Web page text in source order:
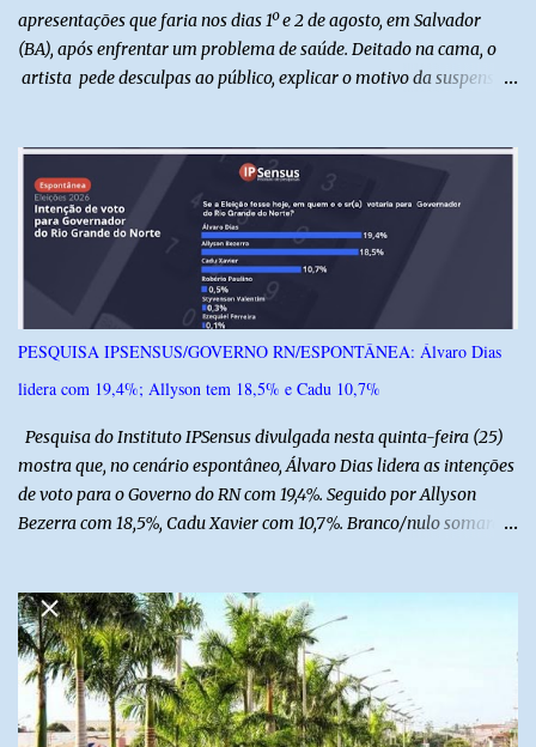
apresentações que faria nos dias 1º e 2 de agosto, em Salvador
(BA), após enfrentar um problema de saúde. Deitado na cama, o
artista pede desculpas ao público, explicar o motivo da suspensão
impossível viajar e subir ao palco. O comediante contou que
precisou ser levado a um hospital depois de perder a capacidade
de andar normalmente. “Eu não estou conseguindo nem me
levantar direito da cama. É um processo muito dolorido”, relatou o
humorista. Durante o atendimento médico, o humorista foi
diagnosticado com “bico de papagaio” na região da coluna. De
acordo com ele, os laudos médicos já foram encaminhados à
equipe responsável, que acompanha o tratamento. Zé Lezin
afirmou ainda que está passando por um tratamento intenso, com
revelou ...
PESQUISA IPSENSUS/GOVERNO RN/ESPONTÂNEA: Álvaro Dias
lidera com 19,4%; Allyson tem 18,5% e Cadu 10,7%
Pesquisa do Instituto IPSensus divulgada nesta quinta-feira (25)
mostra que, no cenário espontâneo, Álvaro Dias lidera as intenções
de voto para o Governo do RN com 19,4%. Seguido por Allyson
Bezerra com 18,5%, Cadu Xavier com 10,7%. Branco/nulo somaram
do Norte entre os dias 18 e 22 de junho de 2026. O levantamento
possui margem de erro de 2,5 pontos percentuais e nível de
confiança de 95%. Registro no TSE: RN-09520/2026